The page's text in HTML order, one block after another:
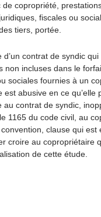
de copropriété,
fiscales ou
tiers, portée.
d’un contrat de syndic
non incluses dans le
sociales fournies à un
est abusive en ce qu’elle
au contrat de syndic,
1165 du code civil, au
convention, clause qui est
croire au copropriétaire
de cette étude.